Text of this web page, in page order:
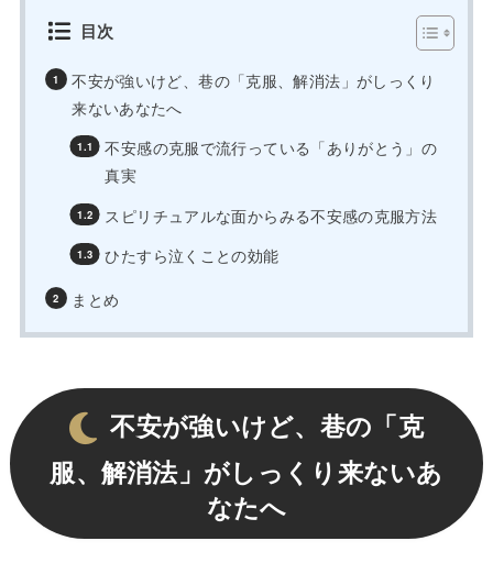
目次
不安が強いけど、巷の「克服、解消法」がしっくり
来ないあなたへ
不安感の克服で流行っている「ありがとう」の
真実
スピリチュアルな面からみる不安感の克服方法
ひたすら泣くことの効能
まとめ
不安が強いけど、巷の「克
服、解消法」がしっくり来ないあ
なたへ